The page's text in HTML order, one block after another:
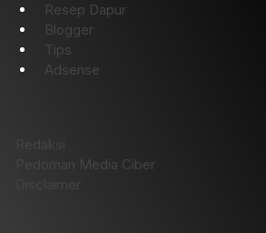
Resep Dapur
Blogger
Tips
Adsense
Redaksi
Pedoman Media Ciber